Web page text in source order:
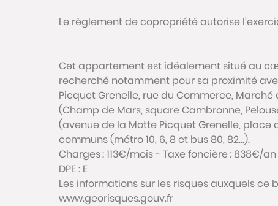
Le règlement de copropriété autorise
Cet appartement est idéalement situé au
recherché notamment pour sa proximité
Picquet Grenelle, rue du Commerce,
(Champ de Mars, square Cambronne,
(avenue de la Motte Picquet Grenelle, place
communs (métro 10, 6, 8 et bus 80, 82…).
Charges : 113€/mois - Taxe foncière : 838€/an
DPE : E
Les informations sur les risques auxquels ce
www.georisques.gouv.fr